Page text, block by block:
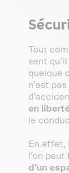
Tout
sent
quelque
n’est
en
le
En effet,
l’on
d’un